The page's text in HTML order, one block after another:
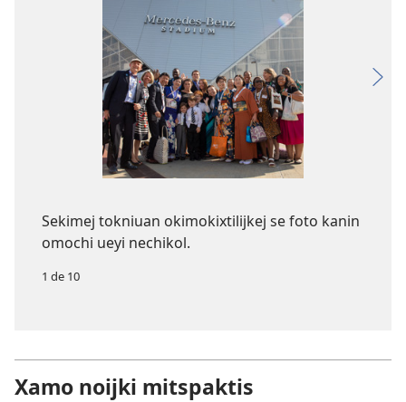
Sekimej tokniuan okimokixtilijkej se foto kanin
omochi ueyi nechikol.
1 de 10
Xamo noijki mitspaktis